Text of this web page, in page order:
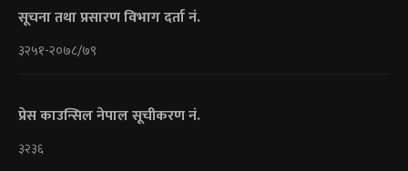
सूचना तथा प्रसारण विभाग दर्ता नं.
३२५१-२०७८/७९
प्रेस काउन्सिल नेपाल सूचीकरण नं.
३२३६